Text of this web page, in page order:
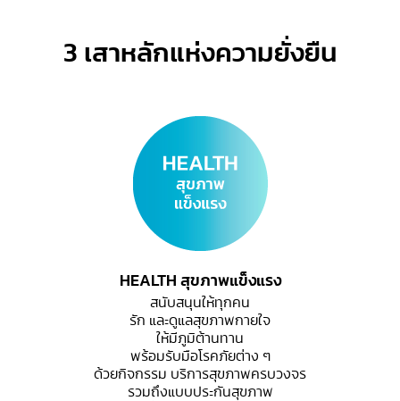
3 เสาหลักแห่งความยั่งยืน
HEALTH สุขภาพแข็งแรง
สนับสนุนให้ทุกคน
รัก และดูแลสุขภาพกายใจ
ให้มีภูมิต้านทาน
พร้อมรับมือโรคภัยต่าง ๆ
ด้วยกิจกรรม บริการสุขภาพครบวงจร
รวมถึงแบบประกันสุขภาพ